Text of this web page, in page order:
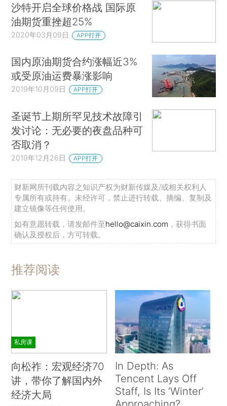
沙特开启全球价格战 国际原
油期货重挫超25%
2020年03月09日 APP打开
国内原油期货合约涨幅近3%
或受原油运费暴涨影响
2019年10月09日 APP打开
圣诞节上期所罕见技术故障引
发讨论：无必要的夜盘品种可
否取消？
2019年12月26日 APP打开
财新网所刊载内容之知识产权为财新传媒及/或相关权利人
专属所有或持有。未经许可，禁止进行转载、摘编、复制及
建立镜像等任何使用。
如有意愿转载，请发邮件至hello@caixin.com ，获得书面
确认及授权后，方可转载。
推荐阅读
私房课
向松祚：宏观经济70
讲，带你了解国内外
经济大局
In Depth: As
Tencent Lays Off
Staff, Is Its ‘Winter’